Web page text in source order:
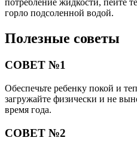
потребление жидкости, пейте
горло подсоленной водой.
Полезные советы
СОВЕТ №1
Обеспечьте ребенку покой и
загружайте физически и не
время года.
СОВЕТ №2